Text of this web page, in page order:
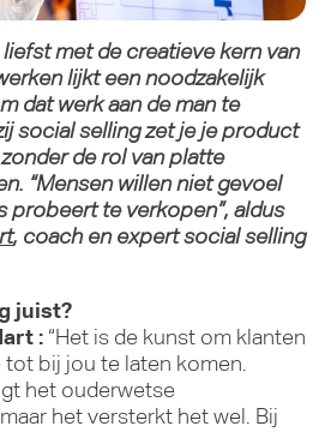
met de creatieve kern van
lijkt een noodzakelijk
dat werk aan de man te
social selling zet je je product
de rol van platte
“Mensen willen niet gevoel
probeert te verkopen”, aldus
, coach en expert social selling
juist?
: “Het is de kunst om klanten
bij jou te laten komen.
het ouderwetse
het versterkt het wel. Bij